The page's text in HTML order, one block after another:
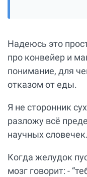
Надеюсь это
про конвейер и
понимание, для
отказом от еды.
Я не сторонник
разложу всё
научных словечек.
Когда желудок
мозг говорит: -